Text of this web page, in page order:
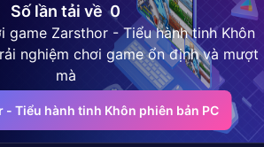
Số lần tải về 0
game Zarsthor - Tiểu hành tinh Khôn
nghiệm chơi game ổn định và mượt
mà
- Tiểu hành tinh Khôn phiên bản PC